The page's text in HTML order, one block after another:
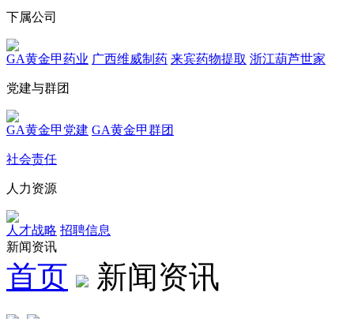
下属公司
GA黄金甲药业 广西维威制药 来宾药物提取 浙江葫芦世家
党建与群团
GA黄金甲党建 GA黄金甲群团
社会责任
人力资源
人才战略 招聘信息
新闻资讯
首页 新闻资讯